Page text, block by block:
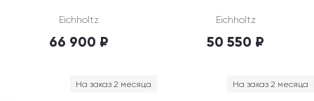
Eichholtz
66 900 ₽
Eichholtz
50 550 ₽
На заказ 2 месяца На заказ 2 месяца